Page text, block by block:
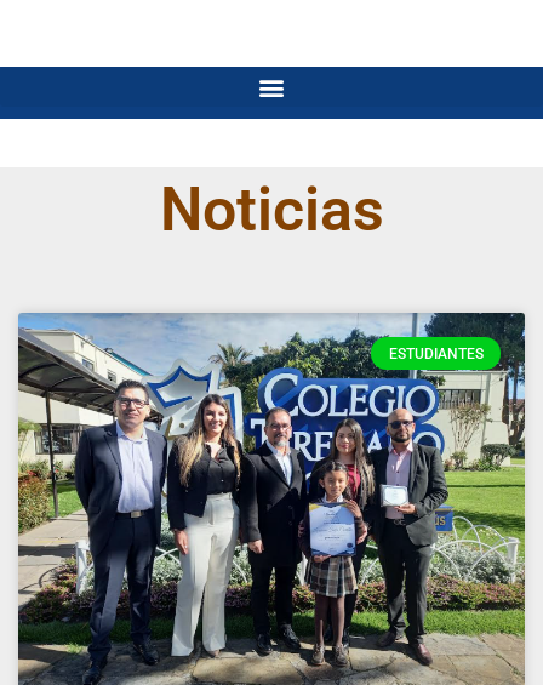
Noticias
ESTUDIANTES